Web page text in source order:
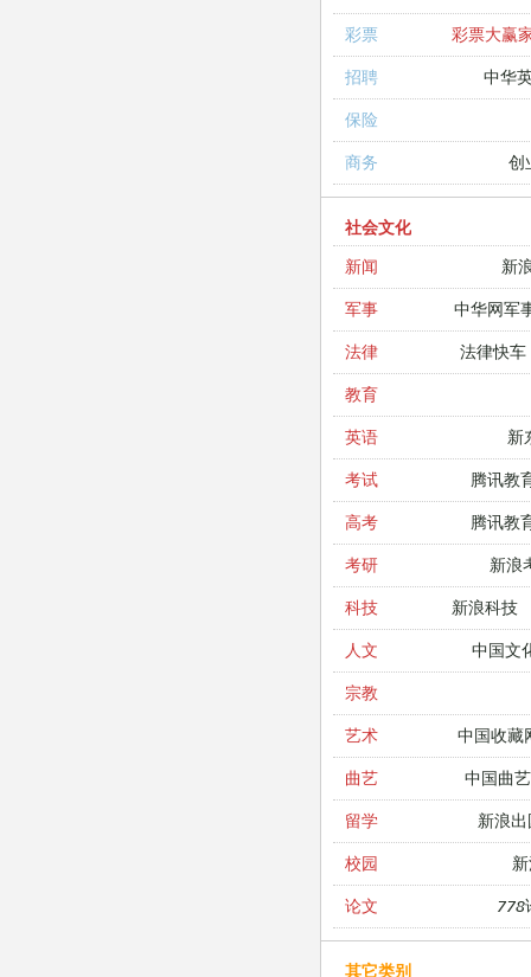
彩票 彩票大赢
招聘 中华
保险
商务 创
社会文化
新闻
新
军事 中华网军
法律 法律快车
教育
英语 新
考试 腾讯教
高考 腾讯教
考研 新浪
科技 新浪科技
人文 中国文
宗教
艺术 中国收藏
曲艺 中国曲
留学 新浪
校园
论文 778
其它类别